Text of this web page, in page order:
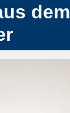
dem